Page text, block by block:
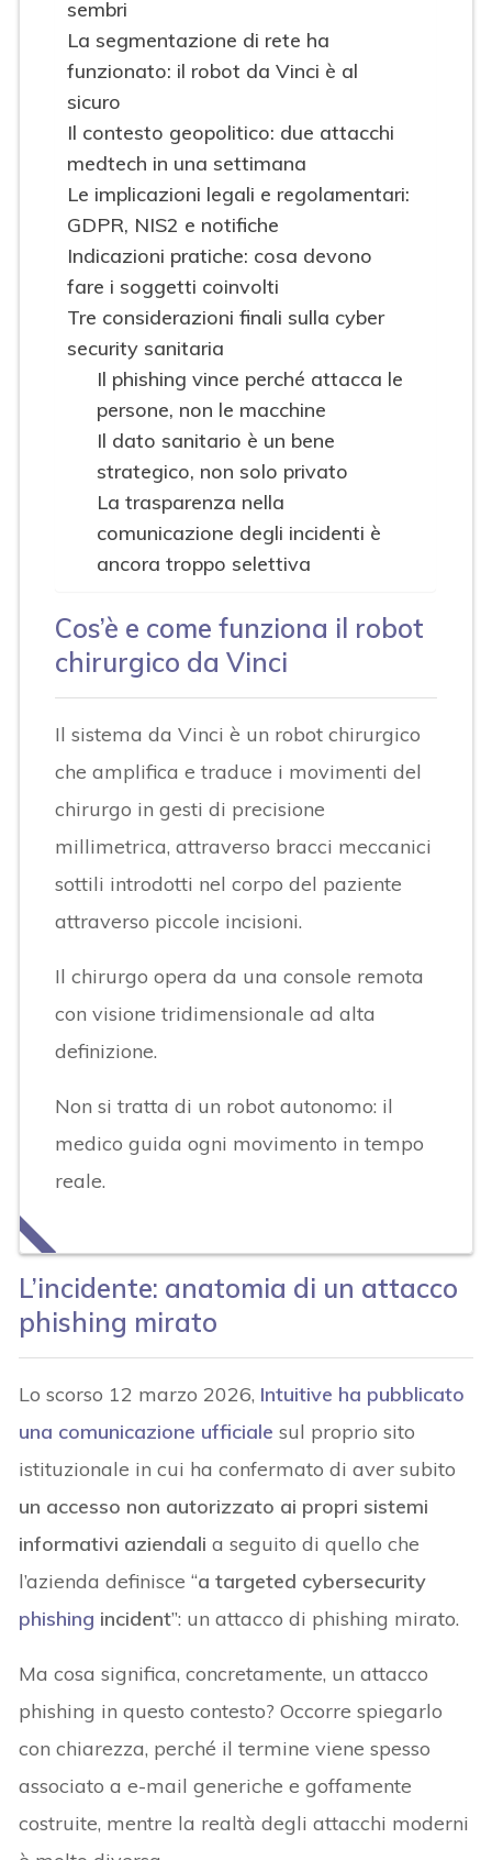
sembri
La segmentazione di rete ha
funzionato: il robot da Vinci è al
sicuro
Il contesto geopolitico: due attacchi
medtech in una settimana
Le implicazioni legali e regolamentari:
GDPR, NIS2 e notifiche
Indicazioni pratiche: cosa devono
fare i soggetti coinvolti
Tre considerazioni finali sulla cyber
security sanitaria
Il phishing vince perché attacca le
persone, non le macchine
Il dato sanitario è un bene
strategico, non solo privato
La trasparenza nella
comunicazione degli incidenti è
ancora troppo selettiva
Cos’è e come funziona il robot
chirurgico da Vinci
Il sistema da Vinci è un robot chirurgico
che amplifica e traduce i movimenti del
chirurgo in gesti di precisione
millimetrica, attraverso bracci meccanici
sottili introdotti nel corpo del paziente
attraverso piccole incisioni.
Il chirurgo opera da una console remota
con visione tridimensionale ad alta
definizione.
Non si tratta di un robot autonomo: il
medico guida ogni movimento in tempo
reale.
L’incidente: anatomia di un attacco
phishing mirato
Lo scorso 12 marzo 2026, Intuitive ha pubblicato
una comunicazione ufficiale sul proprio sito
istituzionale in cui ha confermato di aver subito
un accesso non autorizzato ai propri sistemi
informativi aziendali a seguito di quello che
l’azienda definisce “a targeted cybersecurity
phishing incident”: un attacco di phishing mirato.
Ma cosa significa, concretamente, un attacco
phishing in questo contesto? Occorre spiegarlo
con chiarezza, perché il termine viene spesso
associato a e-mail generiche e goffamente
costruite, mentre la realtà degli attacchi moderni